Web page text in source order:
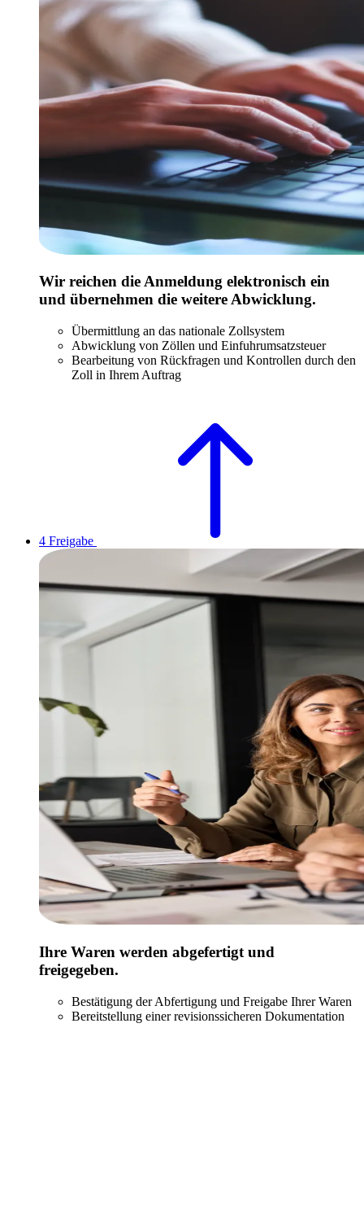
Wir reichen die Anmeldung elektronisch ein
und übernehmen die weitere Abwicklung.
Übermittlung an das nationale Zollsystem
Abwicklung von Zöllen und Einfuhrumsatzsteuer
Bearbeitung von Rückfragen und Kontrollen durch den
Zoll in Ihrem Auftrag
4 Freigabe
Ihre Waren werden abgefertigt und
freigegeben.
Bestätigung der Abfertigung und Freigabe Ihrer Waren
Bereitstellung einer revisionssicheren Dokumentation